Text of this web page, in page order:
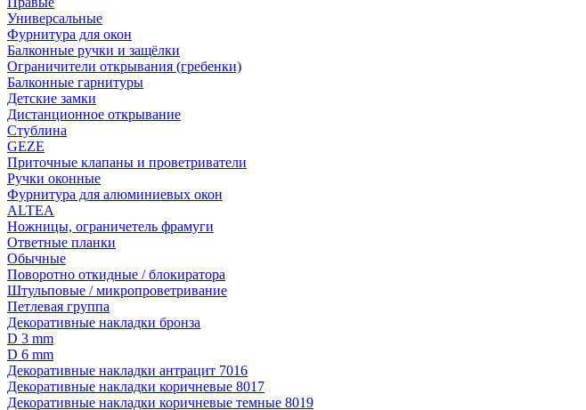
Универсальные
Фурнитура для окон
Балконные ручки и защёлки
Ограничители открывания (гребенки)
Балконные гарнитуры
Детские замки
Дистанционное открывание
Стублина
GEZE
Приточные клапаны и проветриватели
Ручки оконные
Фурнитура для алюминиевых окон
ALTEA
Ножницы, ограничетель фрамуги
Ответные планки
Обычные
Поворотно откидные / блокиратора
Штульповые / микропроветривание
Петлевая группа
Декоративные накладки бронза
D 3 mm
D 6 mm
Декоративные накладки антрацит 7016
Декоративные накладки коричневые 8017
Декоративные накладки коричневые темные 8019